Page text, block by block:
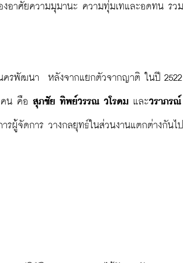
อาศัยความมุมานะ ความทุ่มเทและอดทน รว
ครพัฒนา  หลังจากแยกตัวจากญาติ ในปี
คน คือ สุภชัย ทิพย์วรรณ วโรดม และวราภรณ์
รผู้จัดการ วางกลยุทธ์ในส่วนงานแตกต่างกันไป